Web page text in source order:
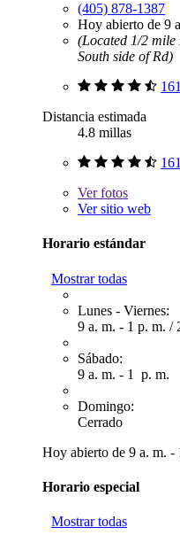
(405) 878-1387
Hoy abierto de 9
(Located 1/2 mile
South side of Rd)
Distancia estimada
4.8 millas
Verfotos
Ver sitio web
Horario estándar
Mostrar todas
Lunes - Viernes:
9 a. m. - 1 p. m. /
Sábado:
9 a. m. - 1 p. m.
Domingo:
Cerrado
Hoy abierto de 9 a. m. -
Horario especial
Mostrar todas